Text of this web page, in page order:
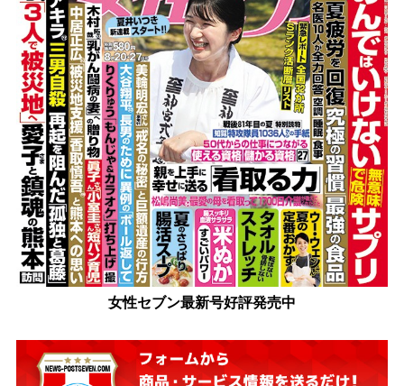
女性セブン最新号好評発売中